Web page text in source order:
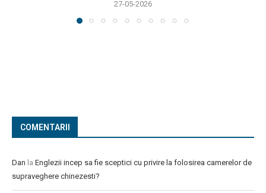
27-05-2026
COMENTARII
Dan la Englezii incep sa fie sceptici cu privire la folosirea camerelor de
supraveghere chinezesti?